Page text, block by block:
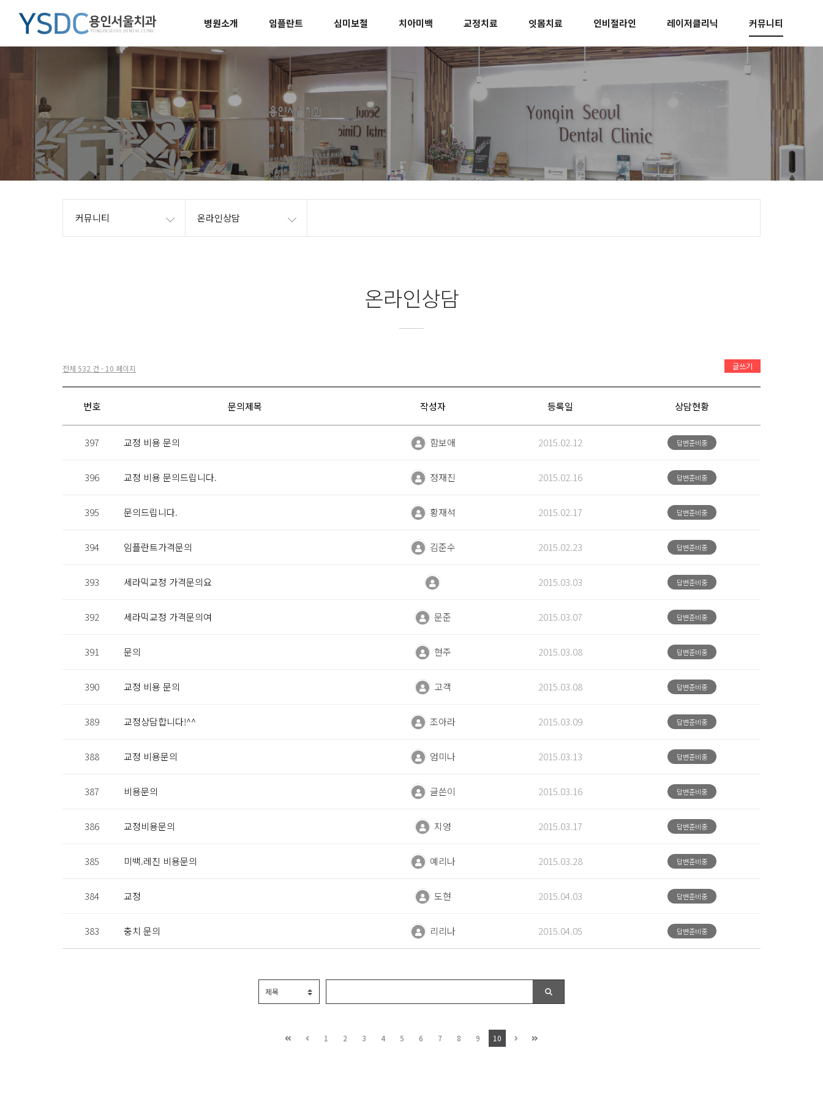
병원소개 임플란트 심미보철 치아미백 교정치료 잇몸치료 인비절라인 레이저클리닉 커뮤니티
커뮤니티 온라인상담
온라인상담
전체 532 건 - 10 페이지 글쓰기
번호 문의제목 작성자 등록일 상담현황
397 교정 비용 문의 함보애 2015.02.12 답변준비중
396 교정 비용 문의드립니다. 정재진 2015.02.16 답변준비중
395 문의드립니다. 황재석 2015.02.17 답변준비중
394 임플란트가격문의 김준수 2015.02.23 답변준비중
393 세라믹교정 가격문의요 2015.03.03 답변준비중
392 세라믹교정 가격문의여 문준 2015.03.07 답변준비중
391 문의 현주 2015.03.08 답변준비중
390 교정 비용 문의 고객 2015.03.08 답변준비중
389 교정상담합니다!^^ 조아라 2015.03.09 답변준비중
388 교정 비용문의 엄미나 2015.03.13 답변준비중
387 비용문의 글쓴이 2015.03.16 답변준비중
386 교정비용문의 지영 2015.03.17 답변준비중
385 미백.레진 비용문의 예리나 2015.03.28 답변준비중
384 교정 도현 2015.04.03 답변준비중
383 충치 문의 리리나 2015.04.05 답변준비중
1 2 3 4 5 6 7 8 9 10